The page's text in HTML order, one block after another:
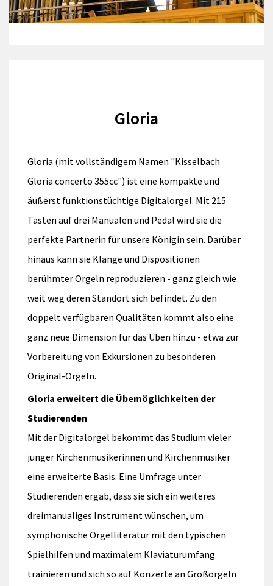
Gloria
Gloria (mit vollständigem Namen "Kisselbach
Gloria concerto 355cc") ist eine kompakte und
äußerst funktionstüchtige Digitalorgel. Mit 215
Tasten auf drei Manualen und Pedal wird sie die
perfekte Partnerin für unsere Königin sein. Darüber
hinaus kann sie Klänge und Dispositionen
berühmter Orgeln reproduzieren - ganz gleich wie
weit weg deren Standort sich befindet. Zu den
doppelt verfügbaren Qualitäten kommt also eine
ganz neue Dimension für das Üben hinzu - etwa zur
Vorbereitung von Exkursionen zu besonderen
Original-Orgeln.
Gloria erweitert die Übemöglichkeiten der
Studierenden
Mit der Digitalorgel bekommt das Studium vieler
junger Kirchenmusikerinnen und Kirchenmusiker
eine erweiterte Basis. Eine Umfrage unter
Studierenden ergab, dass sie sich ein weiteres
dreimanualiges Instrument wünschen, um
symphonische Orgelliteratur mit den typischen
Spielhilfen und maximalem Klaviaturumfang
trainieren und sich so auf Konzerte an Großorgeln